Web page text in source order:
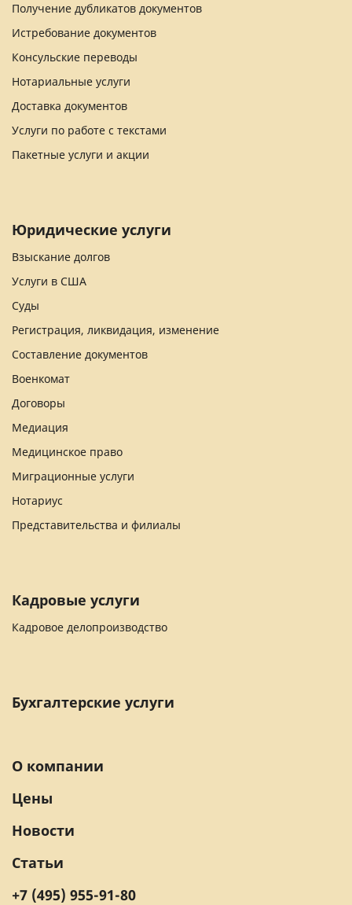
Получение дубликатов документов
Истребование документов
Консульские переводы
Нотариальные услуги
Доставка документов
Услуги по работе с текстами
Пакетные услуги и акции
Юридические услуги
Взыскание долгов
Услуги в США
Суды
Регистрация, ликвидация, изменение
Составление документов
Военкомат
Договоры
Медиация
Медицинское право
Миграционные услуги
Нотариус
Представительства и филиалы
Кадровые услуги
Кадровое делопроизводство
Бухгалтерские услуги
+7 (495) 955-91-80
О компании
Цены
Новости
Статьи